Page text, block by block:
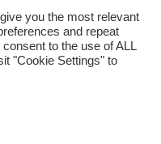
you the most relevant
and repeat
to the use of ALL
"Cookie Settings" to